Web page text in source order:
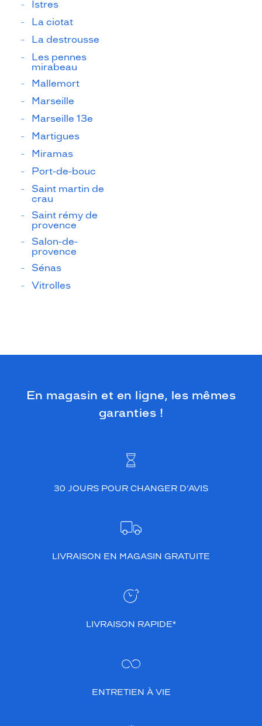
Istres
La ciotat
La destrousse
Les pennes
mirabeau
Mallemort
Marseille
Marseille 13e
Martigues
Miramas
Port-de-bouc
Saint martin de
crau
Saint rémy de
provence
Salon-de-
provence
Sénas
Vitrolles
En magasin et en ligne, les mêmes
garanties !
30 JOURS POUR CHANGER D’AVIS
LIVRAISON EN MAGASIN GRATUITE
LIVRAISON RAPIDE*
ENTRETIEN À VIE